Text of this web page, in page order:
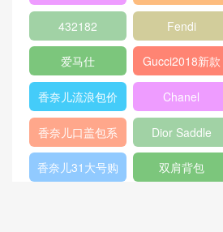
包
提包
432182 Fendi
爱马仕
Gucci2018新款
女包
香奈儿流浪包价
格
Chanel
Gabrielle小号流
浪包
香奈儿口盖包系
列
Dior Saddle
Bag
香奈儿31大号购
双肩背包